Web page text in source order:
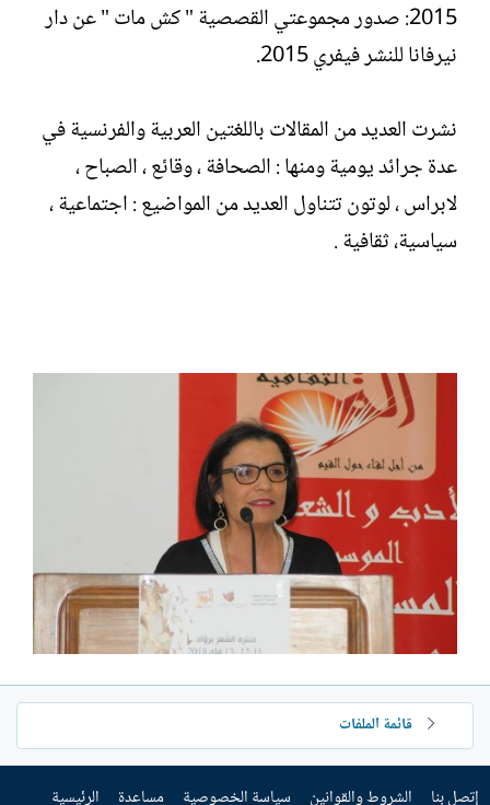
2015: صدور مجموعتي القصصية " كش مات " عن دار
نيرفانا للنشر فيفري 2015.
نشرت العديد من المقالات باللغتين العربية والفرنسية في
عدة جرائد يومية ومنها : الصحافة ، وقائع ، الصباح ،
لابراس ، لوتون تتناول العديد من المواضيع : اجتماعية ،
سياسية، ثقافية .
قائمة الملفات
إتصل بنا الشروط والقوانين سياسة الخصوصية مساعدة الرئيسية